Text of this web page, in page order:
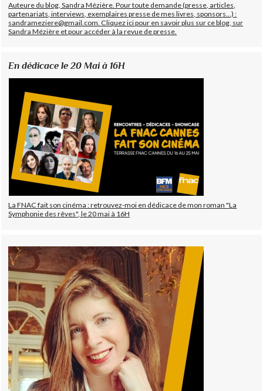
Auteure du blog, Sandra Mézière. Pour toute demande (presse, articles,
partenariats, interviews, exemplaires presse de mes livres, sponsors...) :
sandrameziere@gmail.com. Cliquez ici pour en savoir plus sur ce blog, sur
Sandra Mézière et pour accéder à la revue de presse.
En dédicace le 20 Mai à 16H
La FNAC fait son cinéma : retrouvez-moi en dédicace de mon roman "La
Symphonie des rêves", le 20 mai à 16H